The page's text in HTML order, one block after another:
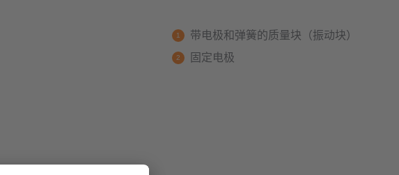
带电极和弹簧的质量块（振动块）
固定电极